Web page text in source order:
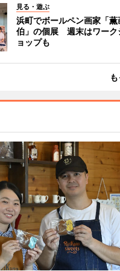
見る・遊ぶ
浜町でボールペン画家「薫
伯」の個展 週末はワーク
ョップも